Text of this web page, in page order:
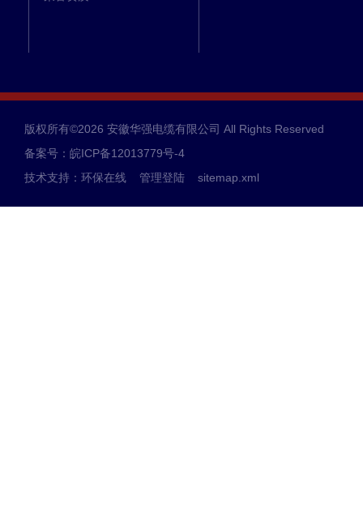
版权所有©2026 安徽华强电缆有限公司 All Rights Reserved
备案号：皖ICP备12013779号-4
技术支持： 环保在线 管理登陆 sitemap.xml